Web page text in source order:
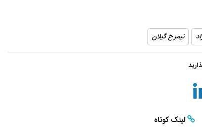
نیمرخ گیلان
لینک کوتاه